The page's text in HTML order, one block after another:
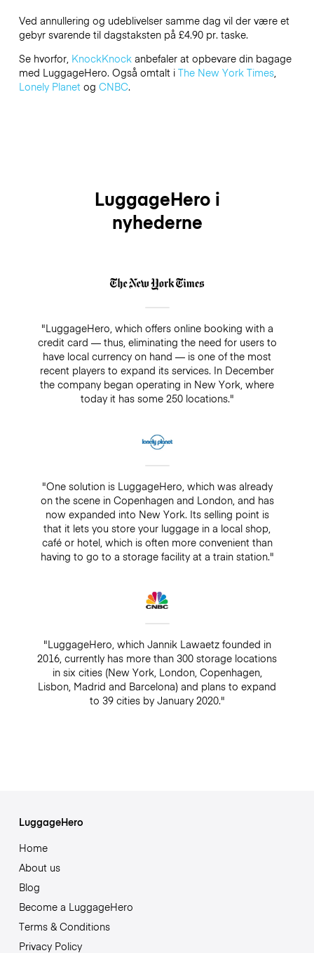
Ved annullering og udeblivelser samme dag vil der være et
gebyr svarende til dagstaksten på £4.90 pr. taske.
Se hvorfor, KnockKnockanbefaler at opbevare din bagage
med LuggageHero. Også omtalt i The New York Times,
Lonely Planetog CNBC.
LuggageHero i
nyhederne
"LuggageHero, which offers online booking with a
credit card — thus, eliminating the need for users to
have local currency on hand — is one of the most
recent players to expand its services. In December
the company began operating in New York, where
today it has some 250 locations."
"One solution is LuggageHero, which was already
on the scene in Copenhagen and London, and has
now expanded into New York. Its selling point is
that it lets you store your luggage in a local shop,
café or hotel, which is often more convenient than
having to go to a storage facility at a train station."
"LuggageHero, which Jannik Lawaetz founded in
2016, currently has more than 300 storage locations
in six cities (New York, London, Copenhagen,
Lisbon, Madrid and Barcelona) and plans to expand
to 39 cities by January 2020."
LuggageHero
Home
About us
Blog
Become a LuggageHero
Terms & Conditions
Privacy Policy